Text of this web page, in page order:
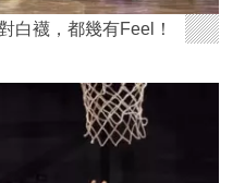
白襪，都幾有Feel！